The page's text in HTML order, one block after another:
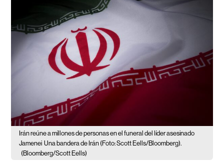
Irán reúne a millones de personas en el funeral del líder asesinado
Jamenei Una bandera de Irán (Foto: Scott Eells/Bloomberg).
(Bloomberg/Scott Eells)